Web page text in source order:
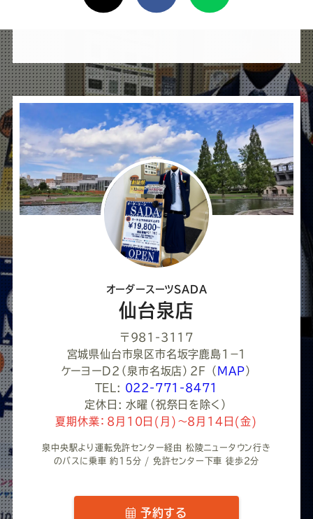
け
ば
シ
ェ
ア
し
て
く
だ
い
オーダースーツSADA
仙台泉店
〒981-3117
宮城県仙台市泉区市名坂字鹿島1−１
ケーヨーD2（泉市名坂店）2F
（ MAP ）
TEL: 022-771-8471
定休日: 水曜（祝祭日を除く）
夏期休業：8月10日(月)～8月14日(金)
泉中央駅より運転免許センター経由 松陵ニュータウン行き
のバスに乗車 約15分 / 免許センター下車 徒歩2分
予約する